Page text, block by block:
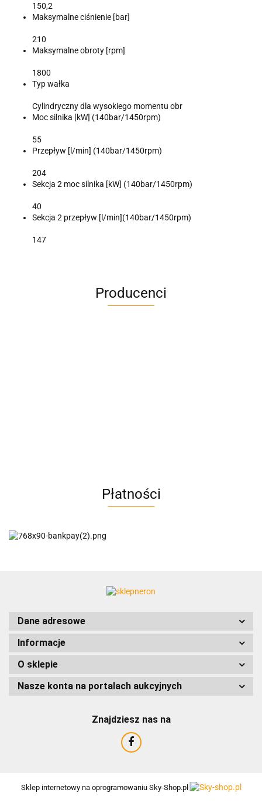
150,2
Maksymalne ciśnienie [bar]
210
Maksymalne obroty [rpm]
1800
Typ wałka
Cylindryczny dla wysokiego momentu obr
Moc silnika [kW] (140bar/1450rpm)
55
Przepływ [l/min] (140bar/1450rpm)
204
Sekcja 2 moc silnika [kW] (140bar/1450rpm)
40
Sekcja 2 przepływ [l/min](140bar/1450rpm)
147
Producenci
AC EasyLine
AMTRA
Płatności
Dane adresowe
Informacje
O sklepie
Nasze konta na portalach aukcyjnych
Znajdziesz nas na
Sklep internetowy na oprogramowaniu Sky-Shop.pl